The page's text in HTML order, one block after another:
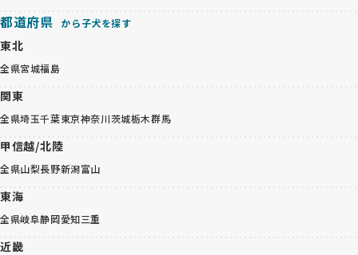
都道府県 から子犬を探す
東北
全県宮城福島
関東
全県埼玉千葉東京神奈川茨城栃木群馬
甲信越/北陸
全県山梨長野新潟富山
東海
全県岐阜静岡愛知三重
近畿